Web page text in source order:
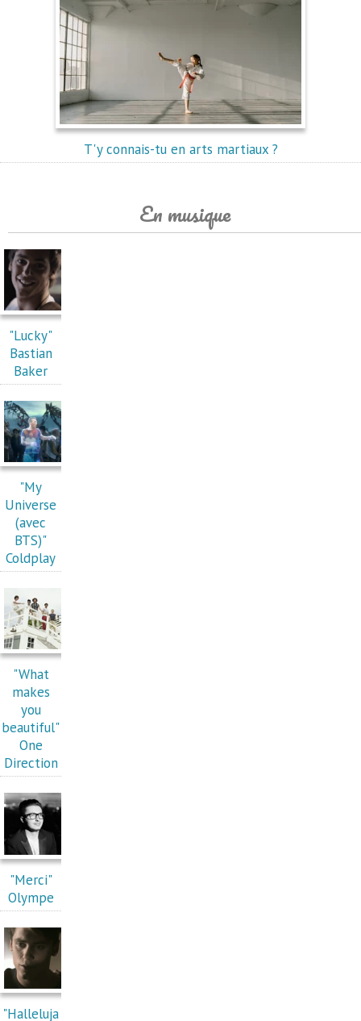
T'y connais-tu en arts martiaux ?
En musique
"Lucky"
Bastian
Baker
"My
Universe
(avec
BTS)"
Coldplay
"What
makes
you
beautiful"
One
Direction
"Merci"
Olympe
"Halleluja